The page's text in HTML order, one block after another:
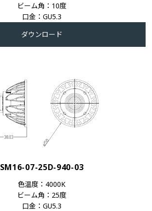
ビーム角：10度
口金：GU5.3
ダウンロード
SM16-07-25D-940-03
色温度：4000K
ビーム角：25度
口金：GU5.3